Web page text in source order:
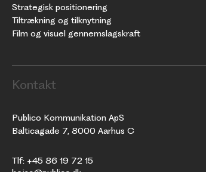
Strategisk positionering
Tiltrækning og tilknytning
Film og visuel gennemslagskraft
Kontakt
Publico Kommunikation ApS
Balticagade 7, 8000 Aarhus C
Tlf: +45 86 19 72 15